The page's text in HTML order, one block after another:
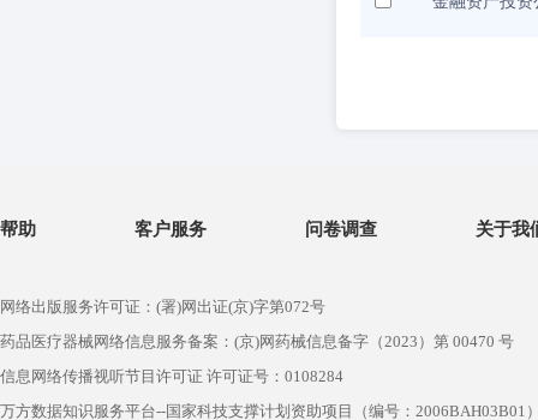
帮助 客户服务 问卷调查 关于我
网络出版服务许可证：(署)网出证(京)字第072号
药品医疗器械网络信息服务备案：(京)网药械信息备字（2023）第 00470 号
信息网络传播视听节目许可证 许可证号：0108284
万方数据知识服务平台--国家科技支撑计划资助项目（编号：2006BAH03B01